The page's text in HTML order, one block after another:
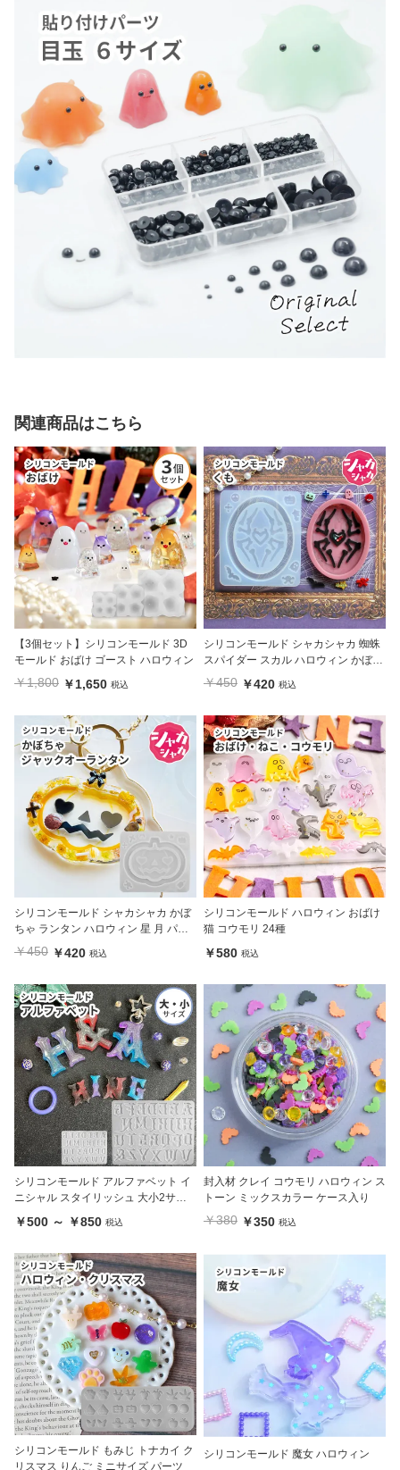
関連商品はこちら
【3個セット】シリコンモールド 3D
モールド おばけ ゴースト ハロウィン
￥1,800 ￥1,650 税込
シリコンモールド シャカシャカ 蜘蛛
スパイダー スカル ハロウィン かぼち
ゃ こうもり 星 パーツ
￥450 ￥420 税込
シリコンモールド シャカシャカ かぼ
ちゃ ランタン ハロウィン 星 月 パー
ツ
￥450 ￥420 税込
シリコンモールド ハロウィン おばけ
猫 コウモリ 24種
￥580 税込
シリコンモールド アルファベット イ
ニシャル スタイリッシュ 大小2サイ
ズ
￥500 ～ ￥850 税込
封入材 クレイ コウモリ ハロウィン ス
トーン ミックスカラー ケース入り
￥380 ￥350 税込
シリコンモールド もみじ トナカイ ク
リスマス りんご ミニサイズ パーツ
シリコンモールド 魔女 ハロウィン